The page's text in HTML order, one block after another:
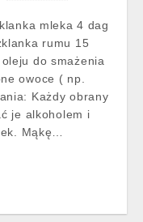
mleka 4 dag
rumu 15
do smażenia
owoce ( np.
Każdy obrany
je alkoholem i
Mąkę…